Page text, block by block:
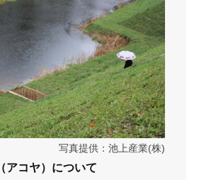
写真提供：池上産業(株)
アコヤ）について